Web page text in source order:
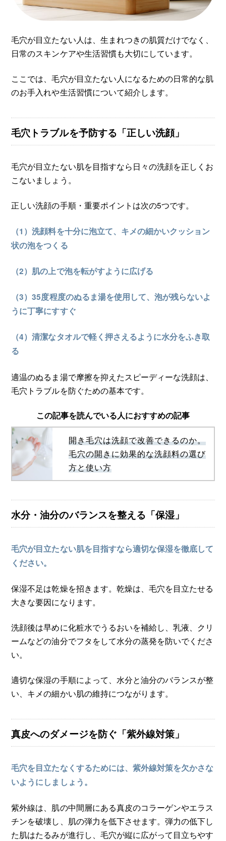
毛穴が目立たない人は、生まれつきの肌質だけでなく、
日常のスキンケアや生活習慣も大切にしています。
ここでは、毛穴が目立たない人になるための日常的な肌
のお手入れや生活習慣について紹介します。
毛穴トラブルを予防する「正しい洗顔」
毛穴が目立たない肌を目指すなら日々の洗顔を正しくお
こないましょう。
正しい洗顔の手順・重要ポイントは次の5つです。
（1）洗顔料を十分に泡立て、キメの細かいクッション
状の泡をつくる
（2）肌の上で泡を転がすように広げる
（3）35度程度のぬるま湯を使用して、泡が残らないよ
うに丁寧にすすぐ
（4）清潔なタオルで軽く押さえるように水分をふき取
る
適温のぬるま湯で摩擦を抑えたスピーディーな洗顔は、
毛穴トラブルを防ぐための基本です。
この記事を読んでいる人におすすめの記事
開き毛穴は洗顔で改善できるのか。
毛穴の開きに効果的な洗顔料の選び
方と使い方
水分・油分のバランスを整える「保湿」
毛穴が目立たない肌を目指すなら適切な保湿を徹底して
ください。
保湿不足は乾燥を招きます。乾燥は、毛穴を目立たせる
大きな要因になります。
洗顔後は早めに化粧水でうるおいを補給し、乳液、クリ
ームなどの油分でフタをして水分の蒸発を防いでくださ
い。
適切な保湿の手順によって、水分と油分のバランスが整
い、キメの細かい肌の維持につながります。
真皮へのダメージを防ぐ「紫外線対策」
毛穴を目立たなくするためには、紫外線対策を欠かさな
いようにしましょう。
紫外線は、肌の中間層にある真皮のコラーゲンやエラス
チンを破壊し、肌の弾力を低下させます。弾力の低下し
た肌はたるみが進行し、毛穴が縦に広がって目立ちやす